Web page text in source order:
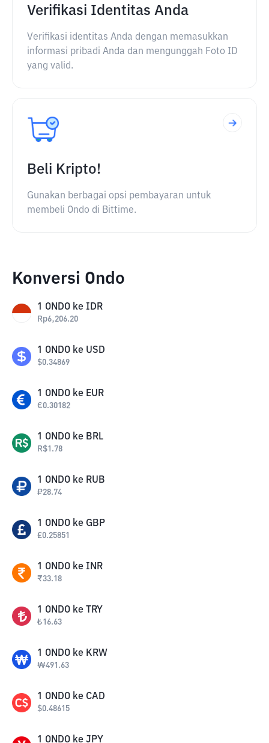
Verifikasi Identitas Anda
Verifikasi identitas Anda dengan memasukkan
informasi pribadi Anda dan mengunggah Foto ID
yang valid.
Beli Kripto!
Gunakan berbagai opsi pembayaran untuk
membeli Ondo di Bittime.
Konversi Ondo
1 ONDO ke IDR
Rp6,206.20
1 ONDO ke USD
$0.34869
1 ONDO ke EUR
€0.30182
1 ONDO ke BRL
R$1.78
1 ONDO ke RUB
₽28.74
1 ONDO ke GBP
£0.25851
1 ONDO ke INR
₹33.18
1 ONDO ke TRY
₺16.63
1 ONDO ke KRW
₩491.63
1 ONDO ke CAD
$0.48615
1 ONDO ke JPY